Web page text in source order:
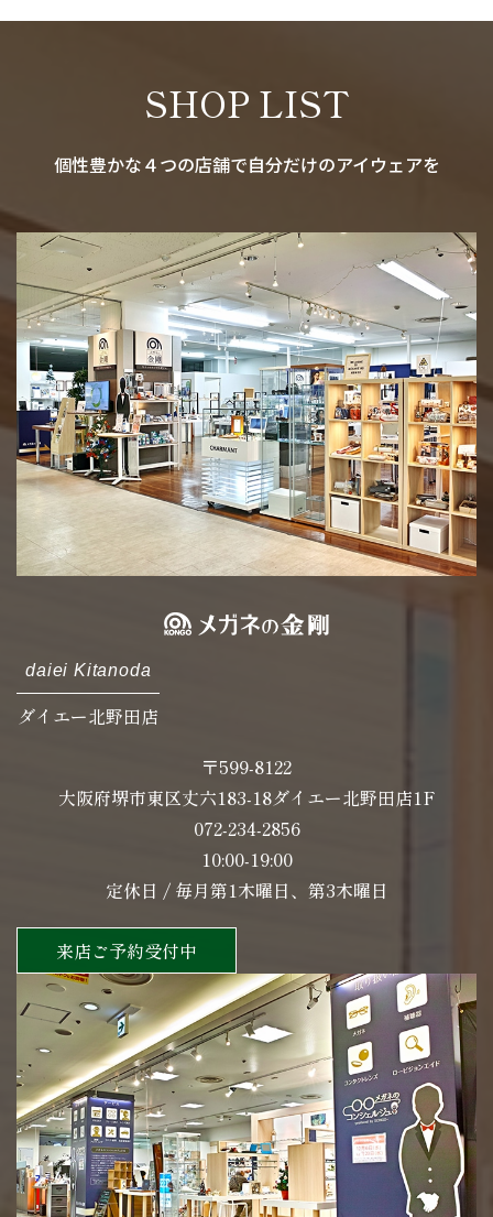
SHOP LIST
個性豊かな４つの店舗で自分だけのアイウェアを
daiei Kitanoda
ダイエー北野田店
〒599-8122
大阪府堺市東区丈六183-18ダイエー北野田店1F
072-234-2856
10:00-19:00
定休日 / 毎月第1木曜日、第3木曜日
来店ご予約受付中